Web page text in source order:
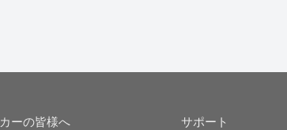
ーの皆様へ サポート